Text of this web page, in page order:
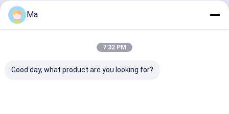
Ma
7:32 PM
Good day, what product are you looking for?